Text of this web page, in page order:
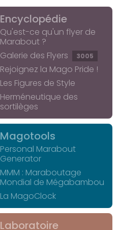
Encyclopédie
Qu'est-ce qu'un flyer de
Marabout ?
Galerie des Flyers
3005
Rejoignez la Mago Pride !
Les Figures de Style
Herméneutique des
sortilèges
Magotools
Personal Marabout
Generator
MMM : Maraboutage
Mondial de Mégabambou
La MagoClock
Laboratoire